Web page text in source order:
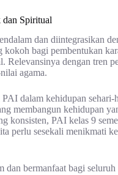
Spiritual
dan diintegrasikan
bagi pembentukan
Relevansinya dengan tren
agama.
dalam kehidupan
membangun kehidupan
konsisten, PAI kelas 9
perlu sesekali menikmati
bermanfaat bagi